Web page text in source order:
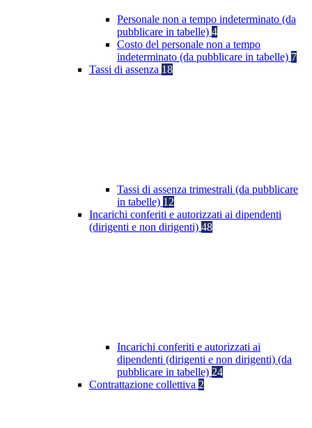
Personale non a tempo indeterminato (da
pubblicare in tabelle) 4
Costo del personale non a tempo
indeterminato (da pubblicare in tabelle) 7
Tassi di assenza 18
Tassi di assenza trimestrali (da pubblicare
in tabelle) 12
Incarichi conferiti e autorizzati ai dipendenti
(dirigenti e non dirigenti) 48
Incarichi conferiti e autorizzati ai
dipendenti (dirigenti e non dirigenti) (da
pubblicare in tabelle) 24
Contrattazione collettiva 2